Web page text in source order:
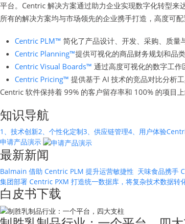
平台。Centric 解决方案通过助力企业实现数字化转型来
所有的解决方案均与市场领先的企业携手打造，高度可配
Centric PLM™ 简化了产品设计、开发、采购、质量
Centric Planning™提供可视化的商品财务规划和品
Centric Visual Boards™ 通过高度可视化的数字工作
Centric Pricing™ 提供基于 AI 技术的竞品对比分析
Centric 软件保持着 99% 的客户留存率和 100% 的项目
知识导航
1、技术创新2、个性化定制3、供应链管理4、用户体验
申请产品演示
最新新闻
Balmain 借助 Centric PLM 提升运营敏捷性 天味食品携手
集团部署 Centric PXM 打造统一数据库，将复杂技术数据转
白皮书下载